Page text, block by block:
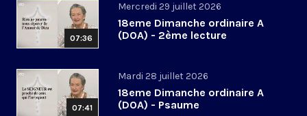
07:36
Mercredi 29 juillet 2026
18eme Dimanche ordinaire A
(DOA) - 2ème lecture
07:41
Mardi 28 juillet 2026
18eme Dimanche ordinaire A
(DOA) - Psaume